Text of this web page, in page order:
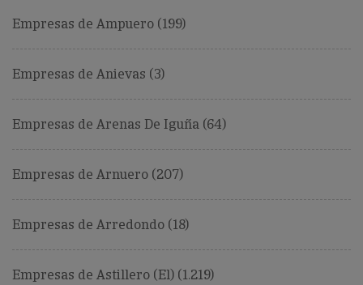
Empresas de Ampuero (199)
Empresas de Anievas (3)
Empresas de Arenas De Iguña (64)
Empresas de Arnuero (207)
Empresas de Arredondo (18)
Empresas de Astillero (El) (1.219)